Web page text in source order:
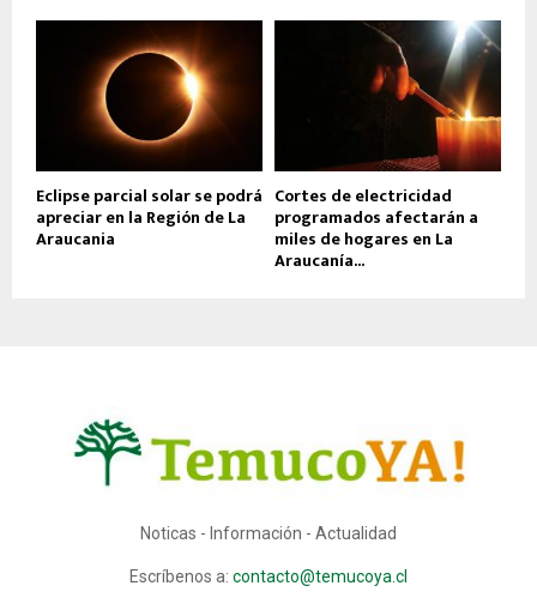
Eclipse parcial solar se podrá
apreciar en la Región de La
Araucania
Cortes de electricidad
programados afectarán a
miles de hogares en La
Araucanía...
Noticas - Información - Actualidad
Escríbenos a: contacto@temucoya.cl